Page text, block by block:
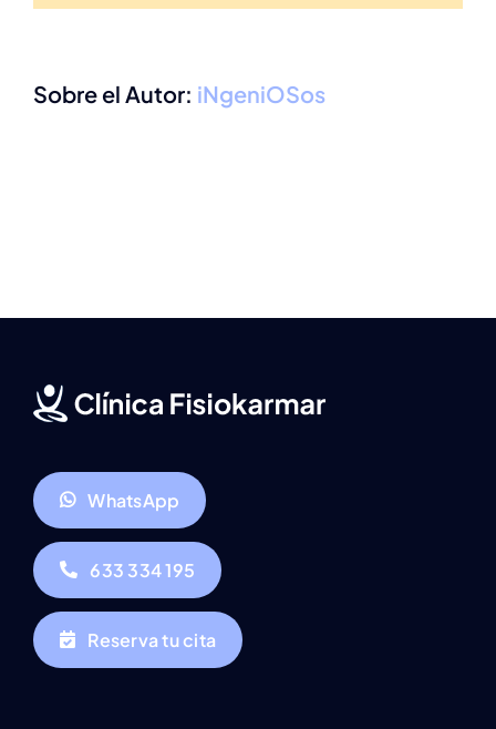
Sobre el Autor: iNgeniOSos
WhatsApp
633 334 195
Reserva tu cita